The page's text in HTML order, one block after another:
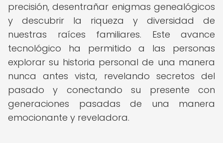
precisión, desentrañar enigmas genealógicos
y descubrir la riqueza y diversidad de
nuestras raíces familiares. Este avance
tecnológico ha permitido a las personas
explorar su historia personal de una manera
nunca antes vista, revelando secretos del
pasado y conectando su presente con
generaciones pasadas de una manera
emocionante y reveladora.